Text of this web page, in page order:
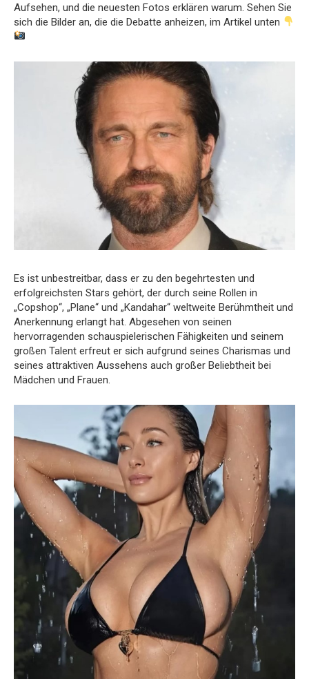
Aufsehen, und die neuesten Fotos erklären warum. Sehen Sie
sich die Bilder an, die die Debatte anheizen, im Artikel unten
Es ist unbestreitbar, dass er zu den begehrtesten und
erfolgreichsten Stars gehört, der durch seine Rollen in
„Copshop“, „Plane“ und „Kandahar“ weltweite Berühmtheit und
Anerkennung erlangt hat. Abgesehen von seinen
hervorragenden schauspielerischen Fähigkeiten und seinem
großen Talent erfreut er sich aufgrund seines Charismas und
seines attraktiven Aussehens auch großer Beliebtheit bei
Mädchen und Frauen.